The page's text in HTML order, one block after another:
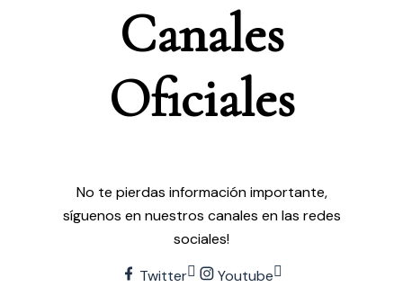
Canales
Ofciales
No te pierdas información importante,
síguenos en nuestros canales en las redes
sociales!
Twitter
Youtube